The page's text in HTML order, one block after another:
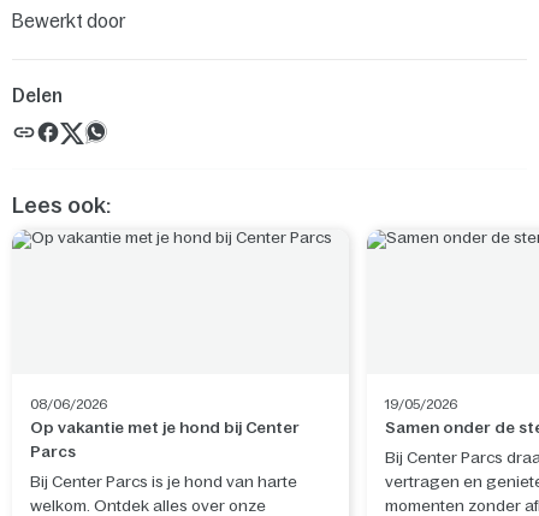
Bewerkt door
Delen
Lees ook:
08/06/2026
Op vakantie met je hond bij Center
Parcs
Bij Center Parcs is je hond van harte
welkom. Ontdek alles over onze
19/05/2026
Samen onder de
Bij Center Parcs
vertragen en
momenten zonder